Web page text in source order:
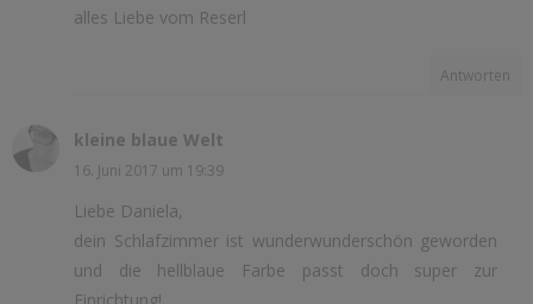
alles Liebe vom Reserl
Antworten
kleine blaue Welt
16. Juni 2017 um 19:39
Liebe Daniela,
dein Schlafzimmer ist wunderwunderschön geworden
und die hellblaue Farbe passt doch super zur